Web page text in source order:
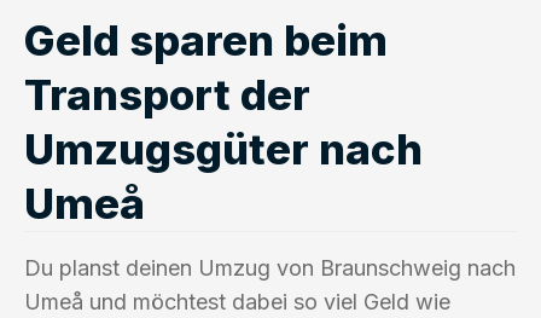
Geld sparen beim
Transport der
Umzugsgüter nach
Umeå
Du planst deinen Umzug von Braunschweig nach
Umeå und möchtest dabei so viel Geld wie